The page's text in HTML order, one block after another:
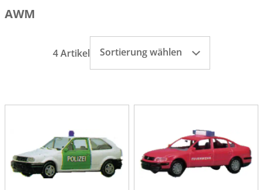
AWM
4 Artikel Sortierung wählen